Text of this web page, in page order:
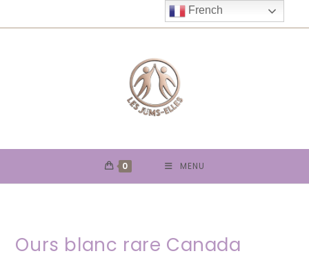
to
0 MENU
Ours blanc rare Canada
French